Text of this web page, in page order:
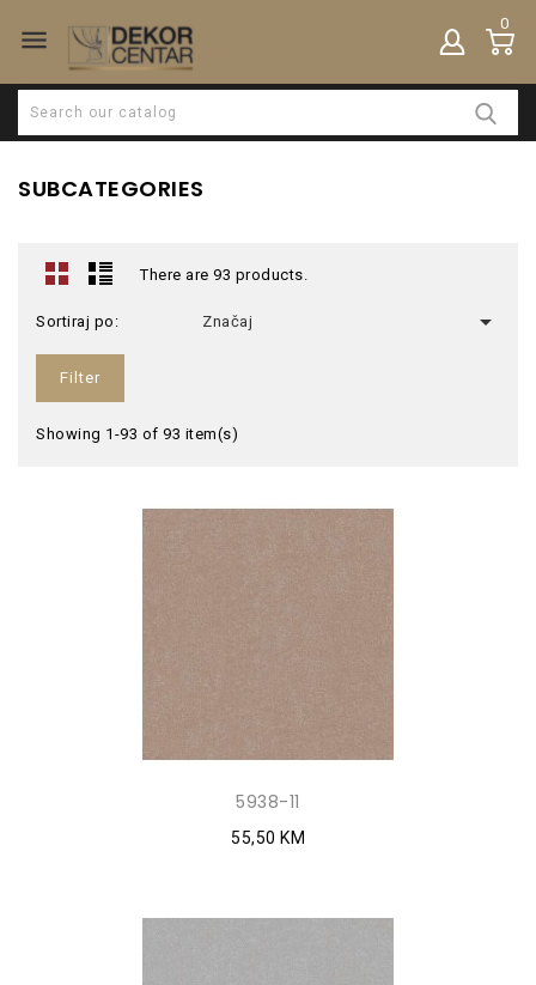

0
SUBCATEGORIES
There are 93 products.
Sortiraj po: Značaj 
Filter
Showing 1-93 of 93 item(s)
5938-11
55,50 KM